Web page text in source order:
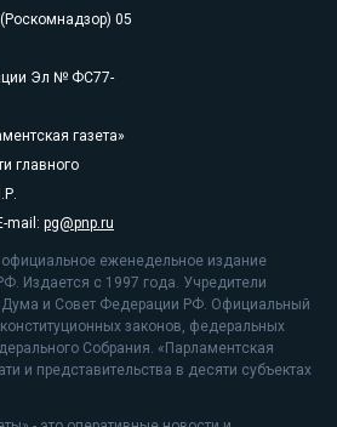
05
Эл № ФС77-
газета»
главного
mail: pg@pnp.ru
официальное еженедельное издание
Издается с 1997 года. Учредители
Дума и Совет Федерации РФ. Официальный
законов, федеральных
Собрания. «Парламентская
и представительства в десяти субъектах